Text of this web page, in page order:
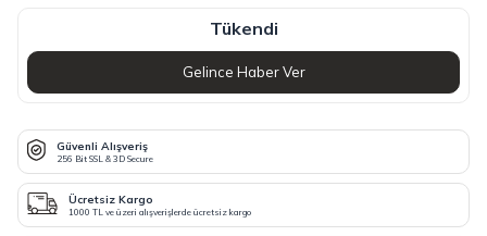
Tükendi
Gelince Haber Ver
Güvenli Alışveriş
256 Bit SSL & 3D Secure
Ücretsiz Kargo
1000 TL ve üzeri alışverişlerde ücretsiz kargo